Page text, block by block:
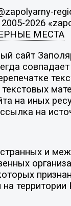
2026
МЕСТА
сайт
на иных
на
и
территории